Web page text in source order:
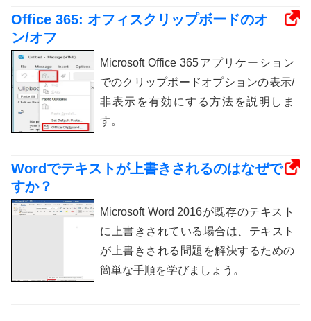
Office 365: オフィスクリップボードのオ
ン/オフ
Microsoft Office 365アプリケーション
でのクリップボードオプションの表示/
非表示を有効にする方法を説明しま
す。
Wordでテキストが上書きされるのはなぜで
すか？
Microsoft Word 2016が既存のテキスト
に上書きされている場合は、テキスト
が上書きされる問題を解決するための
簡単な手順を学びましょう。